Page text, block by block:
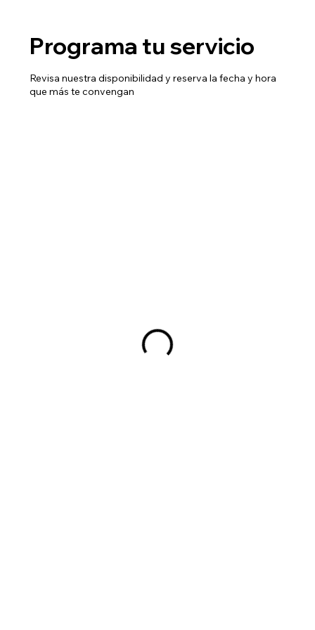
Programa tu servicio
Revisa nuestra disponibilidad y reserva la fecha y hora
que más te convengan